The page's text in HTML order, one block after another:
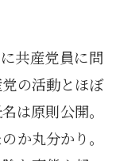
共産党員に問
の活動とほぼ
は原則公開。
か丸分かり。